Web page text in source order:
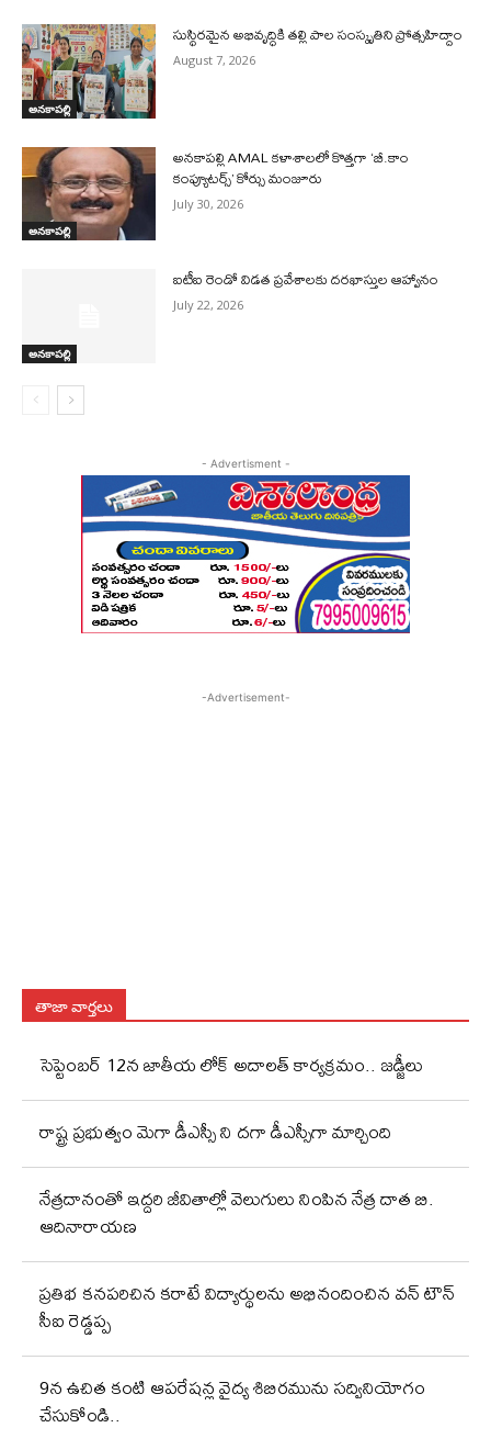
అనకాపల్లి
సుస్థిరమైన అభివృద్ధికి తల్లి పాల సంస్కృతిని ప్రోత్సహిద్దాం
August 7, 2026
అనకాపల్లి
అనకాపల్లి AMAL కళాశాలలో కొత్తగా ‘బీ.కాం
కంప్యూటర్స్’ కోర్సు మంజూరు
July 30, 2026
అనకాపల్లి
ఐటీఐ రెండో విడత ప్రవేశాలకు దరఖాస్తుల ఆహ్వానం
July 22, 2026
- Advertisment -
-Advertisement-
తాజా వార్తలు
సెప్టెంబర్ 12న జాతీయ లోక్ అదాలత్ కార్యక్రమం.. జడ్జీలు
రాష్ట్ర ప్రభుత్వం మెగా డీఎస్సీ ని దగా డీఎస్సీగా మార్చింది
నేత్రదానంతో ఇద్దరి జీవితాల్లో వెలుగులు నింపిన నేత్ర దాత బి.
ఆదినారాయణ
ప్రతిభ కనపరిచిన కరాటే విద్యార్థులను అభినందించిన వన్ టౌన్
సీఐ రెడ్డప్ప
9న ఉచిత కంటి ఆపరేషన్ల వైద్య శిబిరమును సద్వినియోగం
చేసుకోండి..